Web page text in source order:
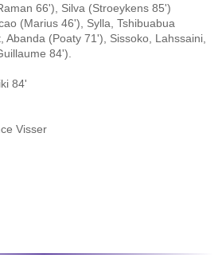
66'), Silva (Stroeykens 85')
(Marius 46'), Sylla, Tshibuabua
Abanda (Poaty 71'), Sissoko, Lahssaini,
84').
84'
Visser